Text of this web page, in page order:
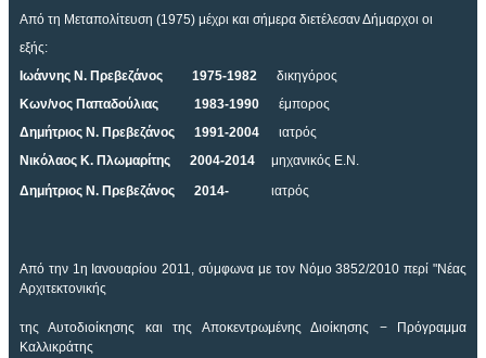
Από τη Μεταπολίτευση (1975) μέχρι και σήμερα διετέλεσαν Δήμαρχοι οι
εξής:
Ιωάννης Ν. Πρεβεζάνος 1975-1982 δικηγόρος
Κων/νος Παπαδούλιας 1983-1990
έμπορος
Δημήτριος Ν. Πρεβεζάνος 1991-2004 ιατρός
Νικόλαος Κ. Πλωμαρίτης 2004-2014 μηχανικός Ε.Ν.
Δημήτριος Ν. Πρεβεζάνος 2014-
ιατρός
Από την 1η Ιανουαρίου 2011, σύμφωνα με τον Νόμο 3852/2010 περί "Νέας
Αρχιτεκτονικής
της Αυτοδιοίκησης και της Αποκεντρωμένης Διοίκησης − Πρόγραμμα
Καλλικράτης